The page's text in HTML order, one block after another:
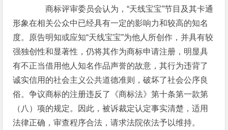
商标评审委员会认为，“天线宝宝”节目及其卡通
形象在相关公众中已经具有一定的影响力和较高的知名
度。原告明知或应知“天线宝宝”为他人所创作，并具有较
强独创性和显著性，仍将其作为商标申请注册，明显具
有不正当借用他人知名作品声誉的故意，其行为违背了
诚实信用的社会主义公共道德准则，破坏了社会公序良
俗。争议商标的注册违反了《商标法》第十条第一款第
（八）项的规定。因此，被诉裁定认定事实清楚，适用
法律正确，审查程序合法，请求法院依法予以维持。